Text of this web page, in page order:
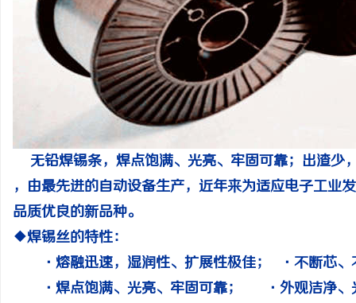
无铅焊锡条，焊点饱满、光亮、牢固可靠；出渣少
，由最先进的自动设备生产，近年来为适应电子工业
品质优良的新品种。
◆焊锡丝的特性：
·熔融迅速，湿润性、扩展性极佳； ·不断芯、
·焊点饱满、光亮、牢固可靠； ·外观洁净、